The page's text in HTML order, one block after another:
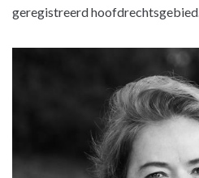
geregistreerd hoofdrechtsgebied.